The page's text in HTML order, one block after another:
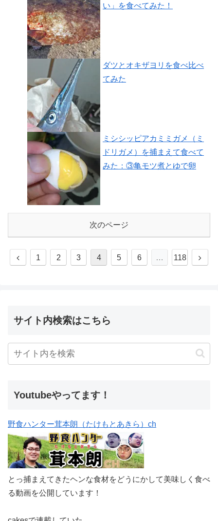
い」を食べてみた！
ダツとオキザヨリを食べ比べ
てみた
ミシシッピアカミミガメ（ミ
ドリガメ）を捕まえて食べて
みた：③亀モツ煮とゆで卵
次のページ
1 2 3 4 5 6 … 118
サイト内検索はこちら
Youtubeやってます！
野食ハンター茸本朗（たけもとあきら）ch
とっ捕まえてきたヘンな食材をどうにかして美味しく食べ
る動画を公開しています！